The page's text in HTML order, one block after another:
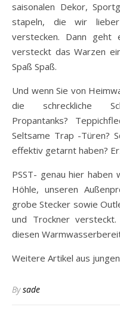
saisonalen Dekor,
stapeln, die wir
verstecken. Dann geht
versteckt das Warzen
Spaß Spaß.
Und wenn Sie von
die schreckliche
Propantanks?
Seltsame Trap -Türen?
effektiv getarnt haben?
PSST- genau hier haben
Höhle, unseren
grobe Stecker sowie
und Trockner
diesen
Weitere Artikel aus
Bysade